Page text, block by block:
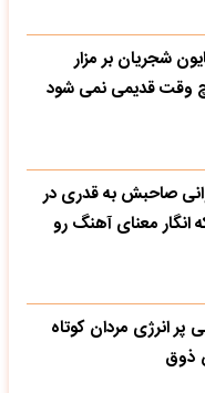
شجریان بر مزار
وقت قدیمی نمی شود
صاحبش به قدری در
انگار معنای آهنگ رو
پر انرژی مردان کوتاه
ذوق